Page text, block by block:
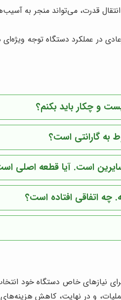
قدرت، می‌تواند منجر به
در عملکرد دستگاه توجه
و چکار باید بکنم؟
گارانتی است؟
است. آیا قطعه اصلی
اتفاقی افتاده است؟
نیازهای خاص دستگاه خود
و در نهایت، کاهش